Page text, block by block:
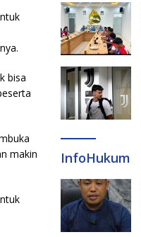
bisa
makin
InfoHukum